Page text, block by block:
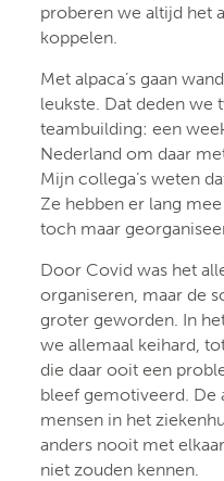
proberen we altijd het
koppelen.
Met alpaca’s gaan
leukste. Dat deden we
teambuilding: een
Nederland om daar
Mijn collega’s weten
Ze hebben er lang
toch maar
Door Covid was het
organiseren, maar de
groter geworden. In
we allemaal keihard,
die daar ooit een
bleef gemotiveerd. De
mensen in het
anders nooit met
niet zouden kennen.